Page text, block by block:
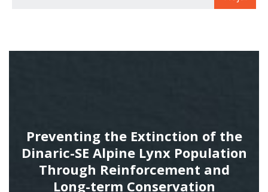
Preventing the Extinction of the
Dinaric-SE Alpine Lynx Population
Through Reinforcement and
Long-term Conservation